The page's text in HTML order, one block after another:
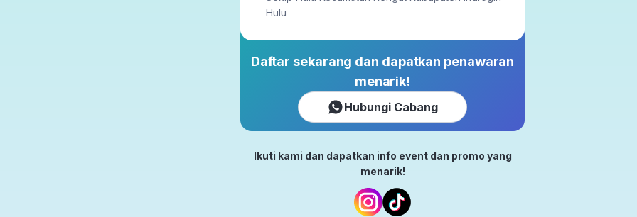
Hulu
Daftar sekarang dan dapatkan penawaran
menarik!
Hubungi Cabang
Ikuti kami dan dapatkan info event dan promo yang
menarik!